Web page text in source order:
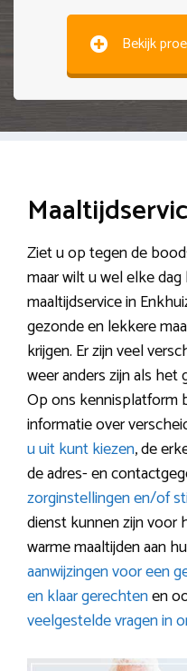
Bekijk
Ziet u op tegen de
maar wilt u wel elke
maaltijdservice in
gezonde en lekkere
krijgen. Er zijn veel
weer anders zijn als het
Op ons kennisplatform
informatie over
u uit kunt kiezen, de
de adres- en
zorginstellingen en/of
dienst kunnen zijn voor
warme maaltijden aan
aanwijzingen voor een
en klaar gerechtenen
veelgestelde vragen in